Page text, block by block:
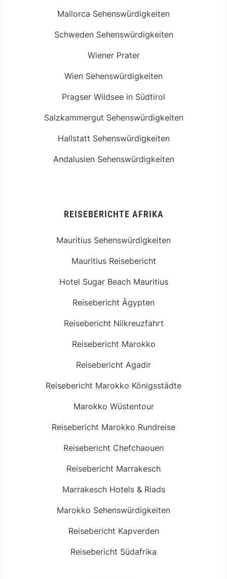
Mallorca Sehenswürdigkeiten
Schweden Sehenswürdigkeiten
Wiener Prater
Wien Sehenswürdigkeiten
Pragser Wildsee in Südtirol
Salzkammergut Sehenswürdigkeiten
Hallstatt Sehenswürdigkeiten
Andalusien Sehenswürdigkeiten
REISEBERICHTE AFRIKA
Mauritius Sehenswürdigkeiten
Mauritius Reisebericht
Hotel Sugar Beach Mauritius
Reisebericht Ägypten
Reisebericht Nilkreuzfahrt
Reisebericht Marokko
Reisebericht Agadir
Reisebericht Marokko Königsstädte
Marokko Wüstentour
Reisebericht Marokko Rundreise
Reisebericht Chefchaouen
Reisebericht Marrakesch
Marrakesch Hotels & Riads
Marokko Sehenswürdigkeiten
Reisebericht Kapverden
Reisebericht Südafrika